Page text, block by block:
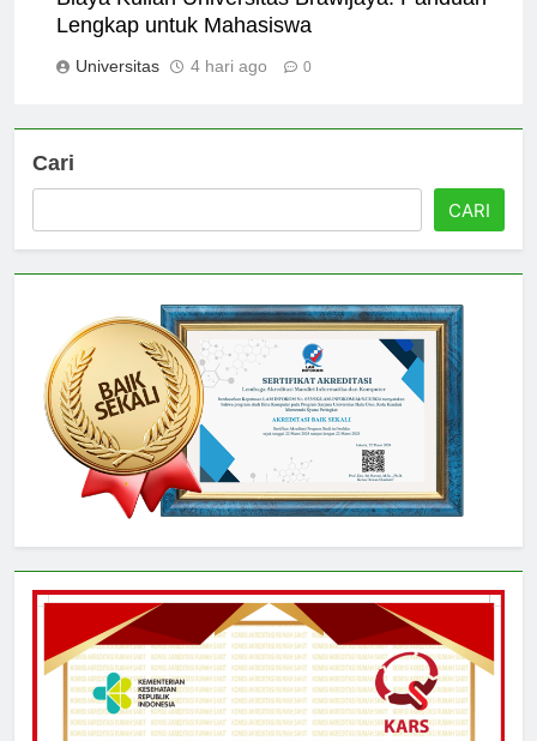
Biaya Kuliah Universitas Brawijaya: Panduan
Cari
CARI